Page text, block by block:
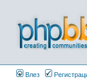
Влез